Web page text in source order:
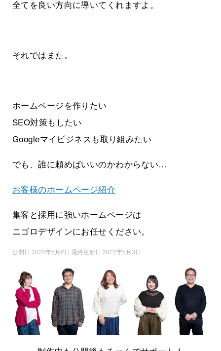
全てを良い方向に導いてくれますよ。
それではまた。
ホームページを作りたい
SEO対策もしたい
Googleマイビジネスも取り組みたい
でも、誰に頼めばいいのかわからない…
お客様のホームページ紹介
集客と採用に強いホームページは
ニゴロデザインにお任せください。
公開日 2022年5月2日 最終更新日 2022年5月3日